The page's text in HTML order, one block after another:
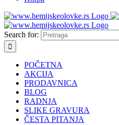
Search for:
POČETNA
AKCIJA
PRODAVNICA
BLOG
RADNJA
SLIKE GRAVURA
ČESTA PITANJA